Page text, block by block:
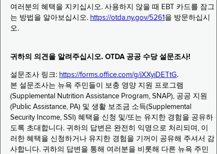
여러분의 혜택을 지키십시오. 사용하지 않을 때 EBT 카드를 잠그
는 방법을 알아보십시오. https://otda.ny.gov/5261 을 방문하십시
오.
귀하의 의견을 알려주십시오. OTDA 공공 수당 설문조사!
설문조사 링크: https://forms.office.com/g/iXXyiDETtG.
본 설문조사는 뉴욕 주민들이 보충 영양 지원 프로그램
(Supplemental Nutrition Assistance Program, SNAP), 공공 지원
(Public Assistance, PA) 및 생활 보조금 소득(Supplemental
Security Income, SSI) 혜택을 신청 및/또는 유지한 경험을 공유하
도록 초대합니다. 귀하의 답변은 완전히 익명으로 처리되며, 이
러한 혜택을 신청하거나 유지한 경험을 기꺼이 공유해 주셔서 감
사합니다. 귀하의 답변을 통해 여러분을 비롯해 다른 뉴욕 주민